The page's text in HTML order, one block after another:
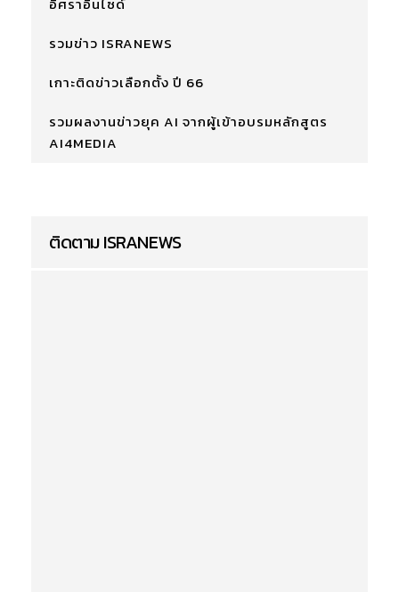
รวมข่าว ISRANEWS
เกาะติดข่าวเลือกตั้ง ปี 66
รวมผลงานข่าวยุค AI จากผู้เข้าอบรมหลักสูตร
AI4MEDIA
ติดตาม ISRANEWS